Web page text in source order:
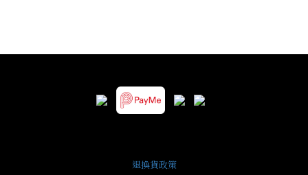
退換貨政策